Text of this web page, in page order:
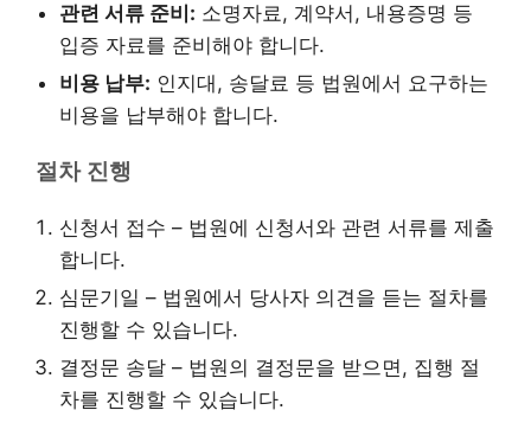
관련 서류 준비: 소명자료, 계약서, 내용증명 등
입증 자료를 준비해야 합니다.
비용 납부: 인지대, 송달료 등 법원에서 요구하는
비용을 납부해야 합니다.
절차 진행
신청서 접수 – 법원에 신청서와 관련 서류를 제출
합니다.
심문기일 – 법원에서 당사자 의견을 듣는 절차를
진행할 수 있습니다.
결정문 송달 – 법원의 결정문을 받으면, 집행 절
차를 진행할 수 있습니다.